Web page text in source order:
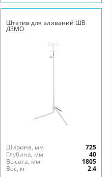
Штатив для вливаний ШВ
ДЗМО
Ширина, мм
725
Глубина, мм
40
Высота, мм
1805
Вес, кг
2.4